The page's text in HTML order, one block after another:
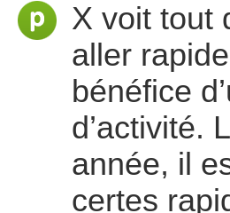
X voit tout
aller
bénéfice
d’activité.
année, il
certes